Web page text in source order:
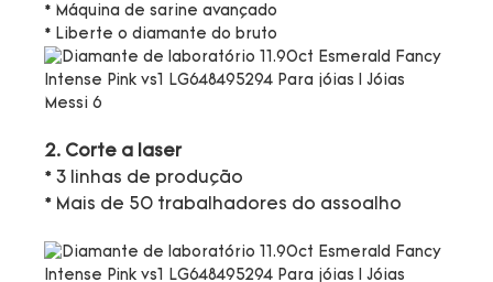
* Máquina de sarine avançado
* Liberte o diamante do bruto
2. Corte a laser
* 3 linhas de produção
* Mais de 50 trabalhadores do assoalho